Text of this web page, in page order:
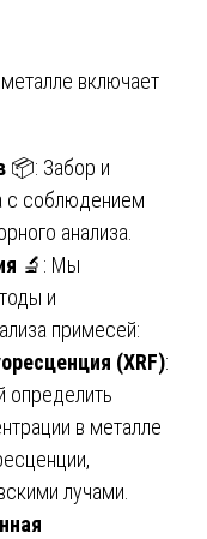
включает
📦: Забор и
с соблюдением
анализа.
🔬: Мы
и
примесей:
(XRF):
определить
в металле
лучами.